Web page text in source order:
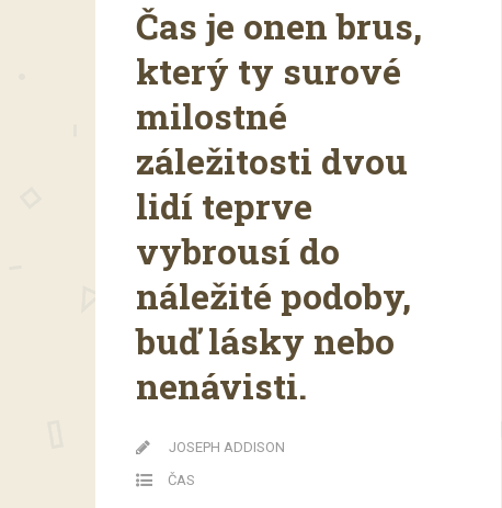
Čas je onen brus,
který ty surové
milostné
záležitosti dvou
lidí teprve
vybrousí do
náležité podoby,
buď lásky nebo
nenávisti.
JOSEPH ADDISON
ČAS